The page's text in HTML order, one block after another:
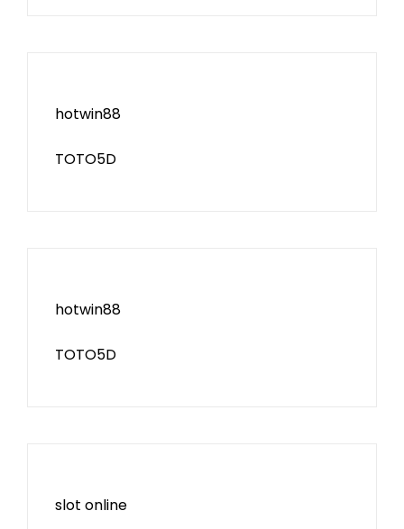
hotwin88
TOTO5D
hotwin88
TOTO5D
slot online